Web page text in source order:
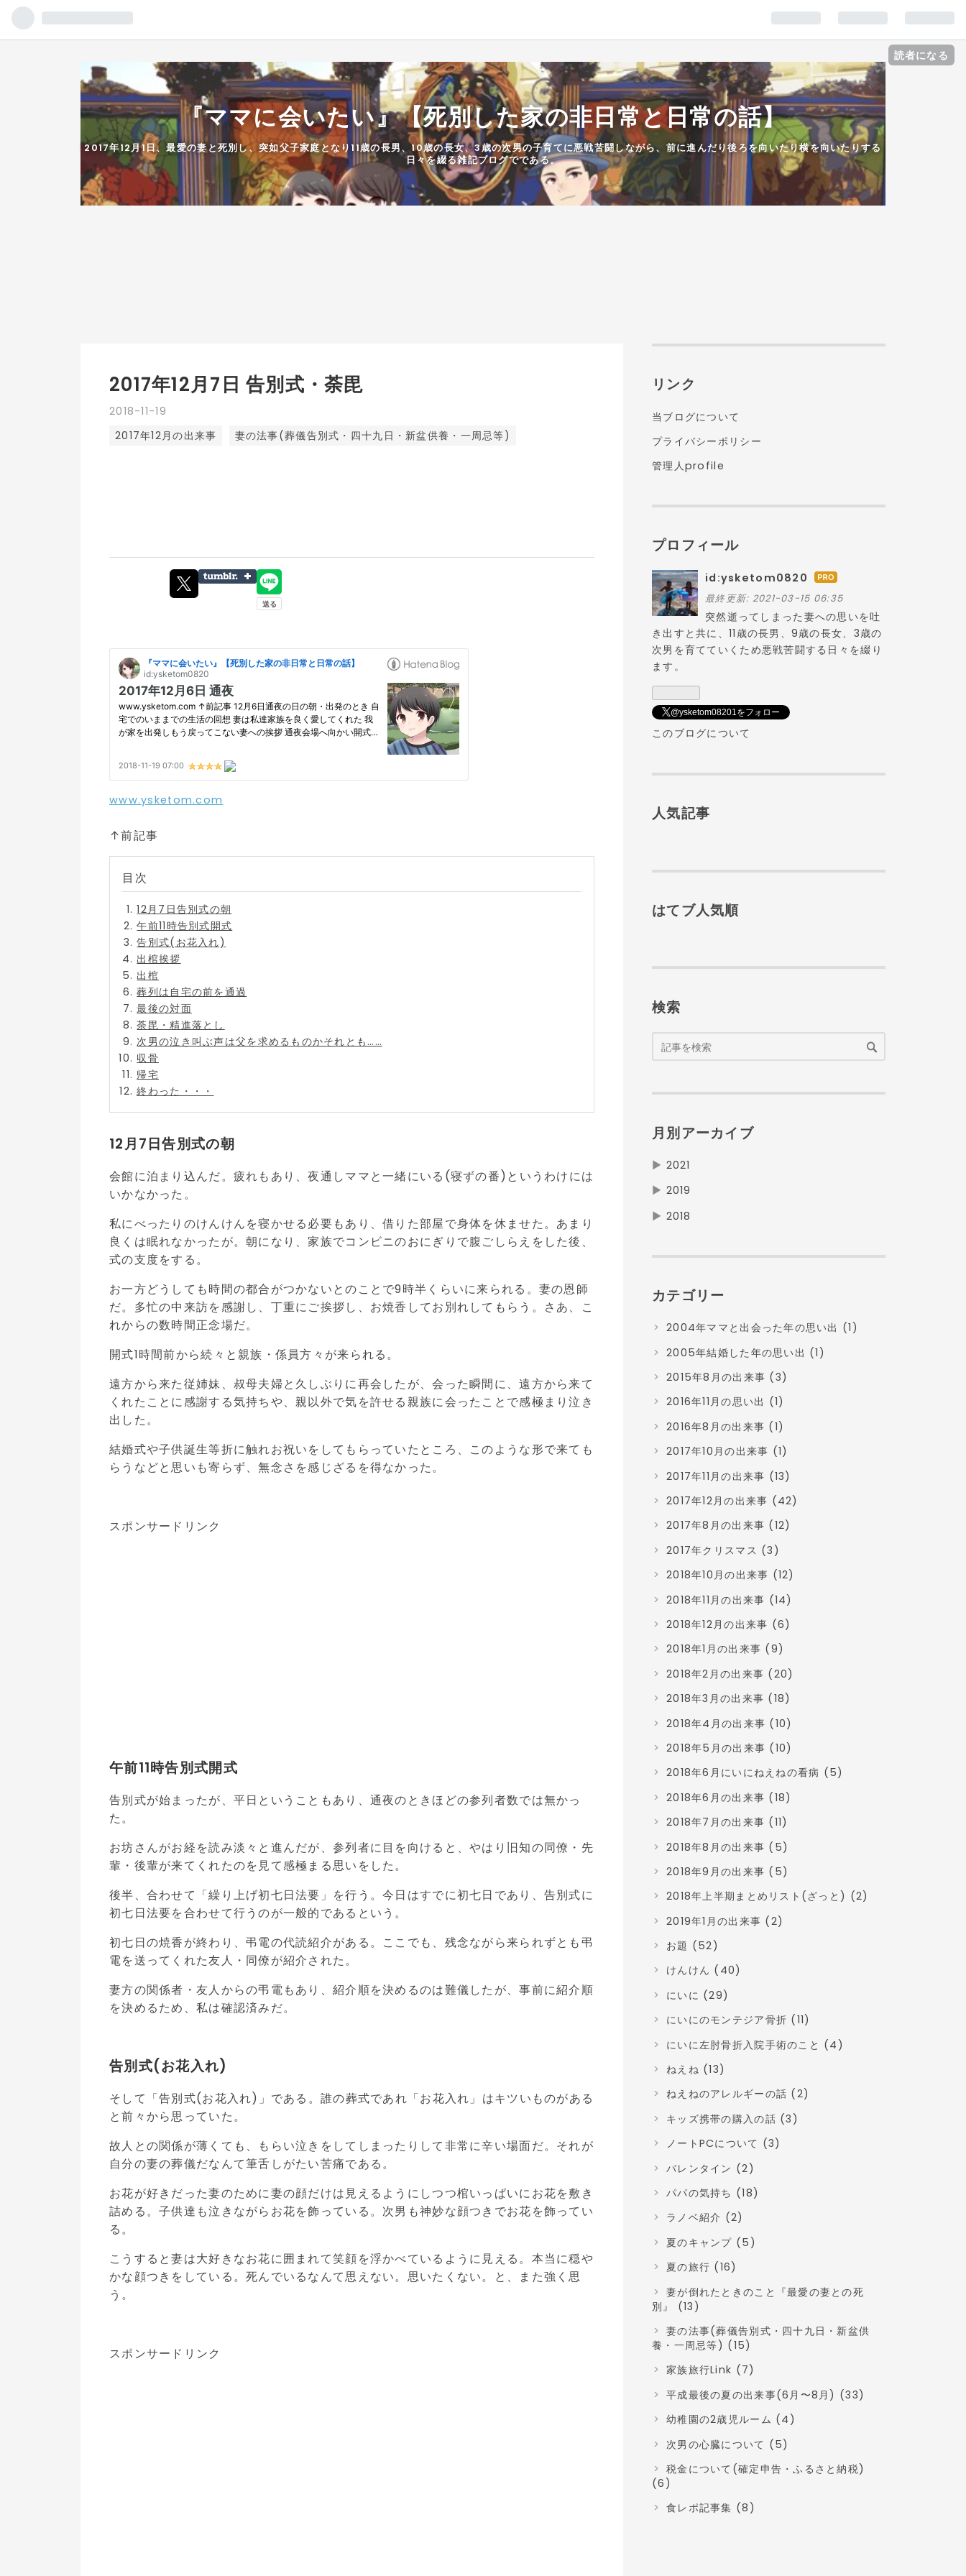
読者になる
『ママに会いたい』【死別した家の非日常と日常の話】
2017年12月1日、最愛の妻と死別し、突如父子家庭となり11歳の長男、10歳の長女、3歳の次男の子育てに悪戦苦闘しながら、前に進んだり後ろを向いたり横を向いたりする
日々を綴る雑記ブログでである。
2018-11-19
2017年12月7日 告別式・荼毘
2017年12月の出来事 妻の法事(葬儀告別式・四十九日・新盆供養・一周忌等)
www.ysketom.com
↑前記事
12月7日告別式の朝
午前11時告別式開式
告別式(お花入れ)
出棺挨拶
出棺
葬列は自宅の前を通過
最後の対面
荼毘・精進落とし
次男の泣き叫ぶ声は父を求めるものかそれとも……
収骨
帰宅
終わった・・・
12月7日告別式の朝
会館に泊まり込んだ。疲れもあり、夜通しママと一緒にいる(寝ずの番)というわけには
いかなかった。
私にべったりのけんけんを寝かせる必要もあり、借りた部屋で身体を休ませた。あまり
良くは眠れなかったが。朝になり、家族でコンビニのおにぎりで腹ごしらえをした後、
式の支度をする。
お一方どうしても時間の都合がつかないとのことで9時半くらいに来られる。妻の恩師
だ。多忙の中来訪を感謝し、丁重にご挨拶し、お焼香してお別れしてもらう。さあ、こ
れからの数時間正念場だ。
開式1時間前から続々と親族・係員方々が来られる。
遠方から来た従姉妹、叔母夫婦と久しぶりに再会したが、会った瞬間に、遠方から来て
くれたことに感謝する気持ちや、親以外で気を許せる親族に会ったことで感極まり泣き
出した。
結婚式や子供誕生等折に触れお祝いをしてもらっていたところ、このような形で来ても
らうなどと思いも寄らず、無念さを感じざるを得なかった。
スポンサードリンク
午前11時告別式開式
告別式が始まったが、平日ということもあり、通夜のときほどの参列者数では無かっ
た。
お坊さんがお経を読み淡々と進んだが、参列者に目を向けると、やはり旧知の同僚・先
輩・後輩が来てくれたのを見て感極まる思いをした。
後半、合わせて「繰り上げ初七日法要」を行う。今日はすでに初七日であり、告別式に
初七日法要を合わせて行うのが一般的であるという。
初七日の焼香が終わり、弔電の代読紹介がある。ここでも、残念ながら来られずとも弔
電を送ってくれた友人・同僚が紹介された。
妻方の関係者・友人からの弔電もあり、紹介順を決めるのは難儀したが、事前に紹介順
を決めるため、私は確認済みだ。
告別式(お花入れ)
そして「告別式(お花入れ)」である。誰の葬式であれ「お花入れ」はキツいものがある
と前々から思っていた。
故人との関係が薄くても、もらい泣きをしてしまったりして非常に辛い場面だ。それが
自分の妻の葬儀だなんて筆舌しがたい苦痛である。
お花が好きだった妻のために妻の顔だけは見えるようにしつつ棺いっぱいにお花を敷き
詰める。子供達も泣きながらお花を飾っている。次男も神妙な顔つきでお花を飾ってい
る。
こうすると妻は大好きなお花に囲まれて笑顔を浮かべているように見える。本当に穏や
かな顔つきをしている。死んでいるなんて思えない。思いたくない。と、また強く思
う。
スポンサードリンク
リンク
当ブログについて
プライバシーポリシー
管理人profile
プロフィール
id:ysketom0820 は
て
な
ブ
ロ
最終更新: 2021-03-15 06:35
突然逝ってしまった妻への思いを吐
き出すと共に、11歳の長男、9歳の長女、3歳の
次男を育てていくため悪戦苦闘する日々を綴り
ます。
@ysketom08201をフォロー
このブログについて
人気記事
はてブ人気順
検索
月別アーカイブ
▶ 2021
▶ 2019
▶ 2018
カテゴリー
2004年ママと出会った年の思い出 (1)
2005年結婚した年の思い出 (1)
2015年8月の出来事 (3)
2016年11月の思い出 (1)
2016年8月の出来事 (1)
2017年10月の出来事 (1)
2017年11月の出来事 (13)
2017年12月の出来事 (42)
2017年8月の出来事 (12)
2017年クリスマス (3)
2018年10月の出来事 (12)
2018年11月の出来事 (14)
2018年12月の出来事 (6)
2018年1月の出来事 (9)
2018年2月の出来事 (20)
2018年3月の出来事 (18)
2018年4月の出来事 (10)
2018年5月の出来事 (10)
2018年6月にいにねえねの看病 (5)
2018年6月の出来事 (18)
2018年7月の出来事 (11)
2018年8月の出来事 (5)
2018年9月の出来事 (5)
2018年上半期まとめリスト(ざっと) (2)
2019年1月の出来事 (2)
お題 (52)
けんけん (40)
にいに (29)
にいにのモンテジア骨折 (11)
にいに左肘骨折入院手術のこと (4)
ねえね (13)
ねえねのアレルギーの話 (2)
キッズ携帯の購入の話 (3)
ノートPCについて (3)
バレンタイン (2)
パパの気持ち (18)
ラノベ紹介 (2)
夏のキャンプ (5)
夏の旅行 (16)
妻が倒れたときのこと『最愛の妻との死
別』 (13)
妻の法事(葬儀告別式・四十九日・新盆供
養・一周忌等) (15)
家族旅行Link (7)
平成最後の夏の出来事(6月〜8月) (33)
幼稚園の2歳児ルーム (4)
次男の心臓について (5)
税金について(確定申告・ふるさと納税)
(6)
食レポ記事集 (8)